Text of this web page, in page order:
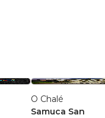
O Chalé
Samuca San